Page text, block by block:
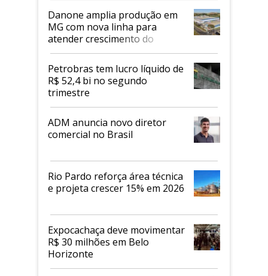
Danone amplia produção em
MG com nova linha para
atender crescimento do
mercado de alimentos
proteicos
Petrobras tem lucro líquido de
R$ 52,4 bi no segundo
trimestre
ADM anuncia novo diretor
comercial no Brasil
Rio Pardo reforça área técnica
e projeta crescer 15% em 2026
Expocachaça deve movimentar
R$ 30 milhões em Belo
Horizonte